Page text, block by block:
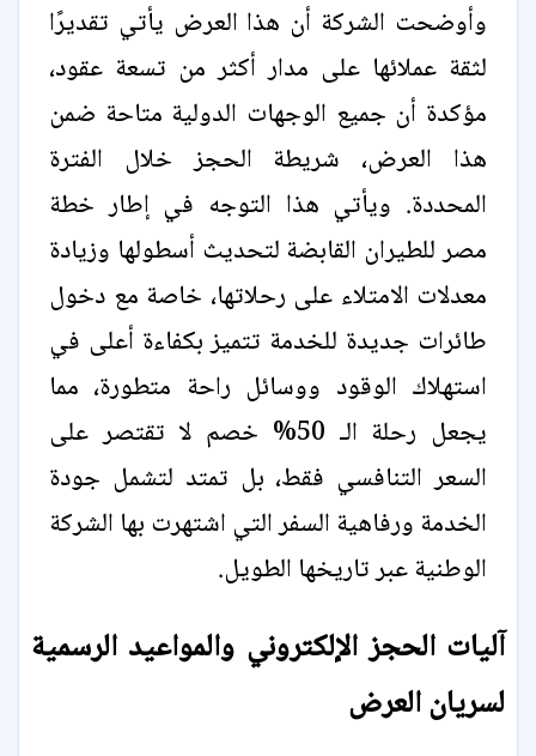
وأوضحت الشركة أن هذا العرض يأتي تقديرًا
لثقة عملائها على مدار أكثر من تسعة عقود،
مؤكدة أن جميع الوجهات الدولية متاحة ضمن
هذا العرض، شريطة الحجز خلال الفترة
المحددة. ويأتي هذا التوجه في إطار خطة
مصر للطيران القابضة لتحديث أسطولها وزيادة
معدلات الامتلاء على رحلاتها، خاصة مع دخول
طائرات جديدة للخدمة تتميز بكفاءة أعلى في
استهلاك الوقود ووسائل راحة متطورة، مما
يجعل رحلة الـ 50% خصم لا تقتصر على
السعر التنافسي فقط، بل تمتد لتشمل جودة
الخدمة ورفاهية السفر التي اشتهرت بها الشركة
الوطنية عبر تاريخها الطويل.
آليات الحجز الإلكتروني والمواعيد الرسمية
لسريان العرض